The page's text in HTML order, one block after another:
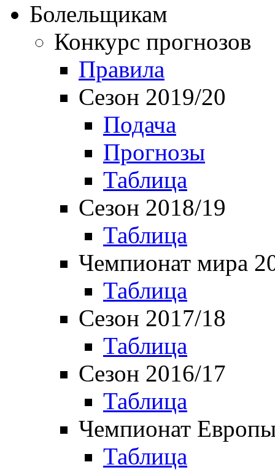
Болельщикам
Конкурс прогнозов
Правила
Сезон 2019/20
Подача
Прогнозы
Таблица
Сезон 2018/19
Таблица
Чемпионат мира
Таблица
Сезон 2017/18
Таблица
Сезон 2016/17
Таблица
Чемпионат
Таблица